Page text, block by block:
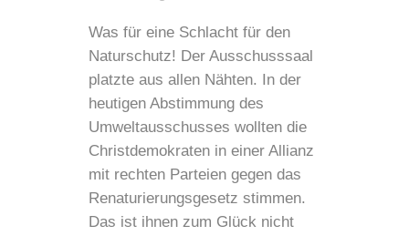
Was für eine Schlacht für den
Naturschutz! Der Ausschusssaal
platzte aus allen Nähten. In der
heutigen Abstimmung des
Umweltausschusses wollten die
Christdemokraten in einer Allianz
mit rechten Parteien gegen das
Renaturierungsgesetz stimmen.
Das ist ihnen zum Glück nicht